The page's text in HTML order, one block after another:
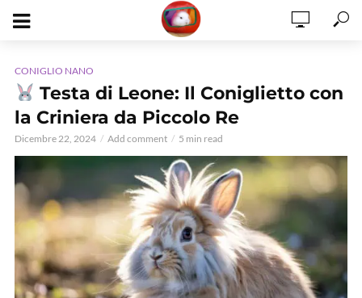
CONIGLIO NANO
Testa di Leone: Il Coniglietto con
la Criniera da Piccolo Re
Dicembre 22, 2024 Add comment 5 min read